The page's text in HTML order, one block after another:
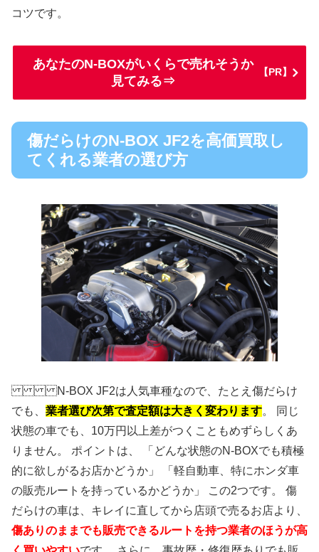
コツです。
あなたのN-BOXがいくらで売れそうか
見てみる⇒
【PR】
傷だらけのN-BOX JF2を高価買取し
てくれる業者の選び方
N-BOX JF2は人気車種なので、たとえ傷だらけ
でも、 業者選び次第で査定額は大きく変わります。 同じ
状態の車でも、10万円以上差がつくこともめずらしくあ
りません。 ポイントは、 「どんな状態のN-BOXでも積極
的に欲しがるお店かどうか」 「軽自動車、特にホンダ車
の販売ルートを持っているかどうか」 この2つです。 傷
だらけの車は、キレイに直してから店頭で売るお店より、
傷ありのままでも販売できるルートを持つ業者のほうが高